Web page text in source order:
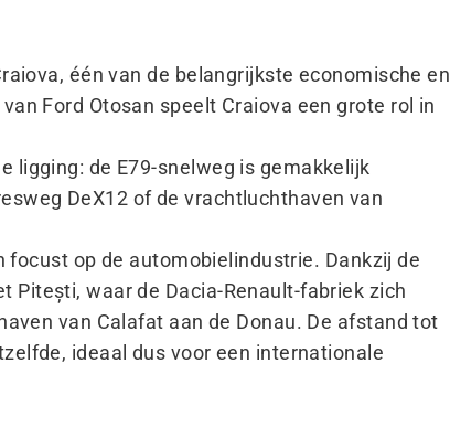
één van de belangrijkste economische en
Ford Otosan speelt Craiova een grote rol in
ligging: de E79-snelweg is gemakkelijk
DeX12 of de vrachtluchthaven van
op de automobielindustrie. Dankzij de
Pitești, waar de Dacia-Renault-fabriek zich
van Calafat aan de Donau. De afstand tot
ideaal dus voor een internationale